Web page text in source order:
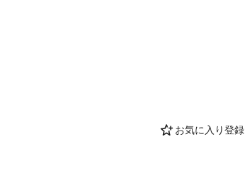
お気に入り登録